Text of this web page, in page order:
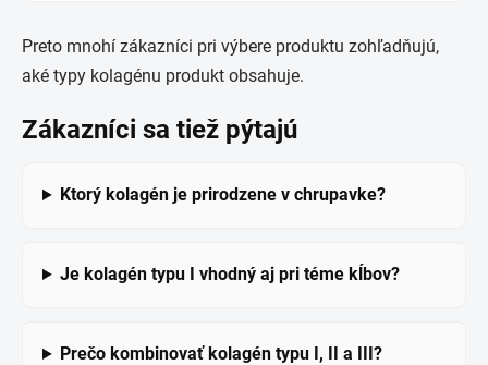
Preto mnohí zákazníci pri výbere produktu zohľadňujú,
aké typy kolagénu produkt obsahuje.
Zákazníci sa tiež pýtajú
Ktorý kolagén je prirodzene v chrupavke?
Je kolagén typu I vhodný aj pri téme kĺbov?
Prečo kombinovať kolagén typu I, II a III?